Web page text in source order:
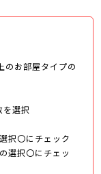
お部屋タイプの
選択
択〇にチェック
択〇にチェッ